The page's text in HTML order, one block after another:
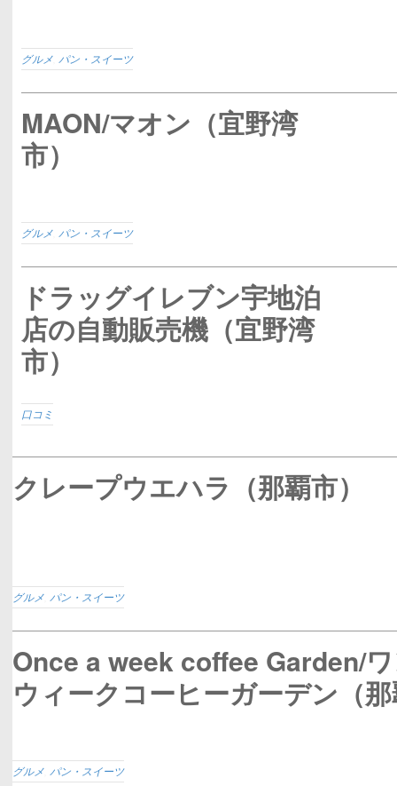
グルメ パン・スイーツ
MAON/マオン（宜野湾
市）
グルメ パン・スイーツ
ドラッグイレブン宇地泊
店の自動販売機（宜野湾
市）
口コミ
クレープウエハラ（那覇市）
グルメ パン・スイーツ
Once a week coffee Garden/
ウィークコーヒーガーデン（
グルメ パン・スイーツ